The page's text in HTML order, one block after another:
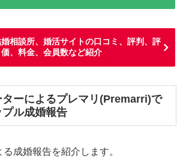
相談所、婚活サイトの口コミ、評判、評
価、料金、会員数など紹介
ターによるプレマリ(Premarri)で
ル成婚報告
成婚報告を紹介します。